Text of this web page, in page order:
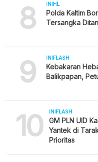
8 INIHL
Polda Kaltim
Tersangka
9 INIFLASH
Kebakaran
Balikpapan,
10 INIFLASH
GM PLN UID
Yantek di
Prioritas